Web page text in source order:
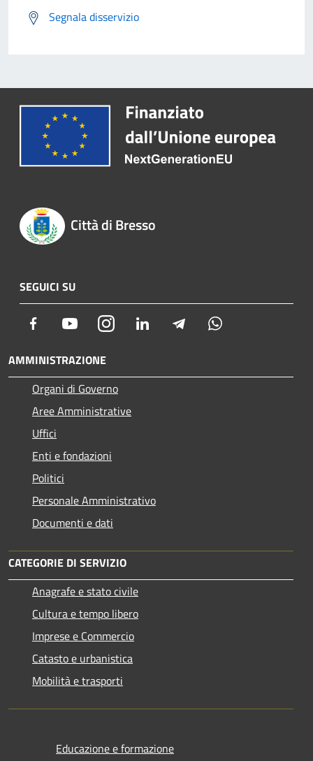
Segnala disservizio
Città di Bresso
SEGUICI SU
Facebook YoutubeInstagram LinkedIn Telegram
AMMINISTRAZIONE
Organi di Governo
Aree Amministrative
Uffici
Enti e fondazioni
Politici
Personale Amministrativo
Documenti e dati
CATEGORIE DI SERVIZIO
Anagrafe e stato civile
Cultura e tempo libero
Imprese e Commercio
Catasto e urbanistica
Mobilità e trasporti
Educazione e formazione